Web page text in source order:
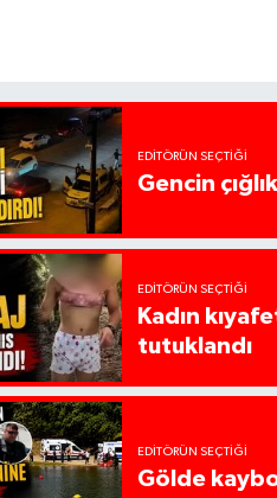
EDITÖRÜN SEÇTIĞI
Gencin
EDITÖRÜN SEÇTIĞI
Kadın
tutuklandı
EDITÖRÜN SEÇTIĞI
Gölde